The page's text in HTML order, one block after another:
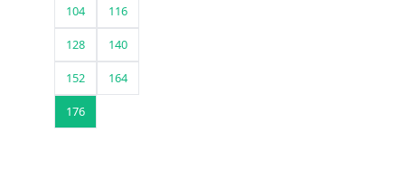
104
116
128 140
152 164
176